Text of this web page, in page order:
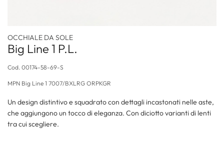
OCCHIALE DA SOLE
Big Line 1 P.L.
Cod. 00174-58-69-S
MPN Big Line 1 7007/BXLRG ORPKGR
Un design distintivo e squadrato con dettagli incastonati nelle aste,
che aggiungono un tocco di eleganza. Con diciotto varianti di lenti
tra cui scegliere.